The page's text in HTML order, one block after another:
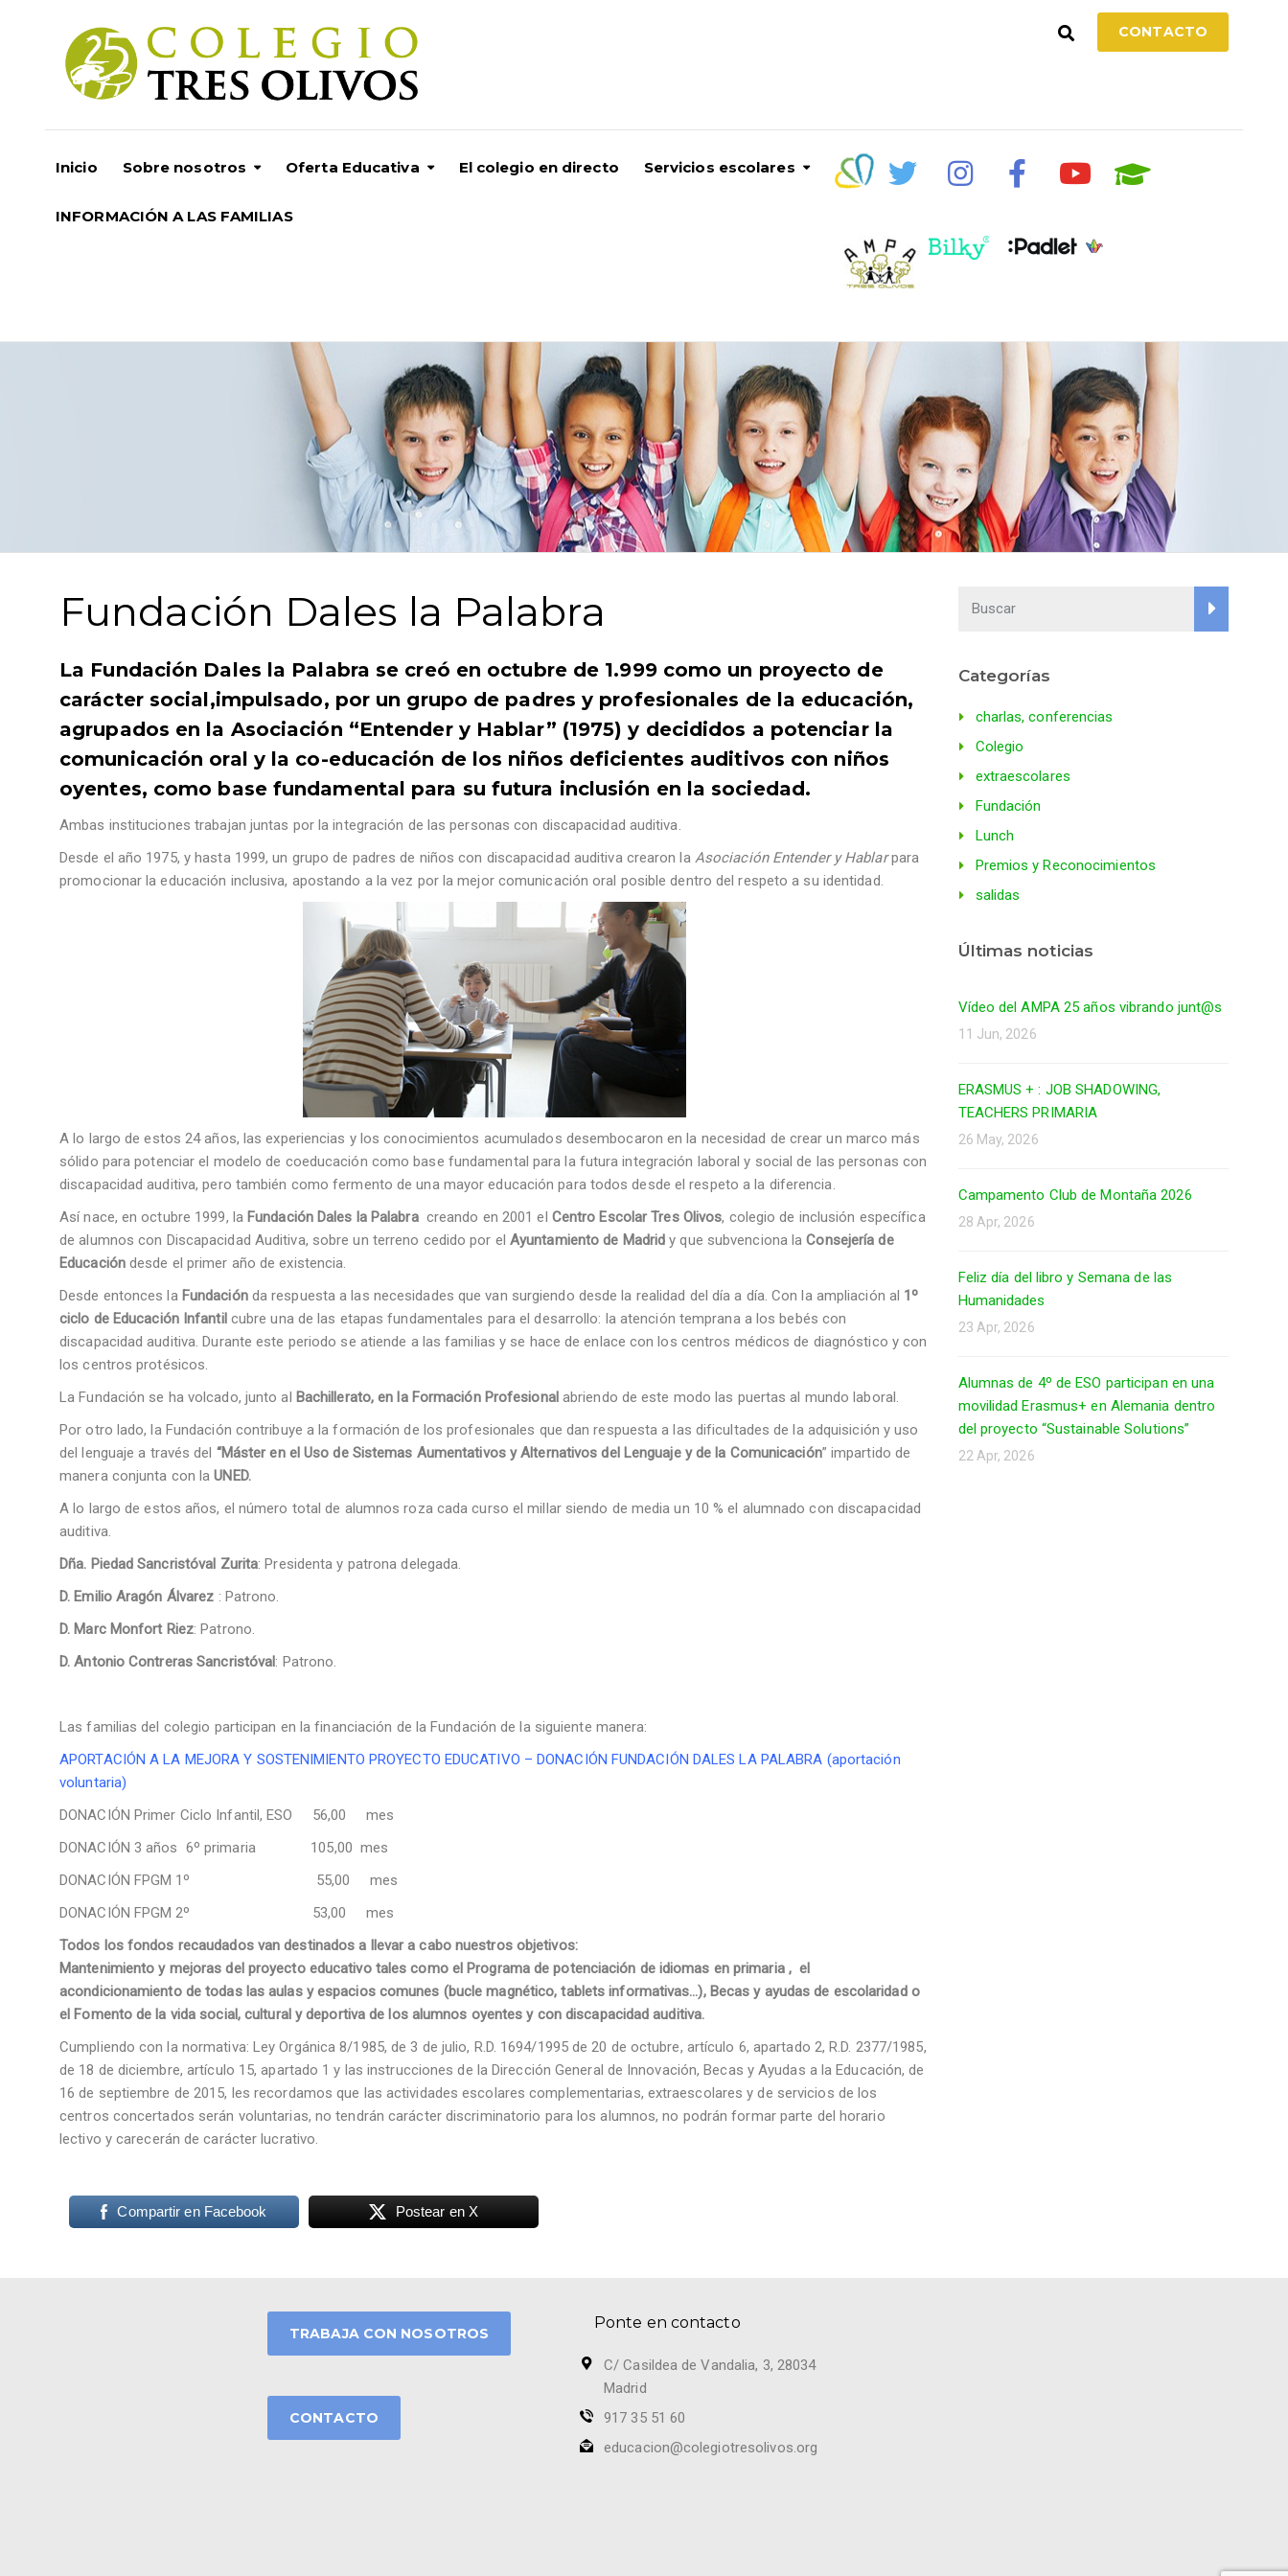
CONTACTO
Inicio Sobre nosotros Oferta Educativa El colegio en directo Servicios escolares
INFORMACIÓN A LAS FAMILIAS
Fundación Dales la Palabra
La Fundación Dales la Palabra se creó en octubre de 1.999 como un proyecto de
carácter social,impulsado, por un grupo de padres y profesionales de la educación,
agrupados en la Asociación “Entender y Hablar” (1975) y decididos a potenciar la
comunicación oral y la co-educación de los niños deficientes auditivos con niños
oyentes, como base fundamental para su futura inclusión en la sociedad.
Ambas instituciones trabajan juntas por la integración de las personas con discapacidad auditiva.
Desde el año 1975, y hasta 1999, un grupo de padres de niños con discapacidad auditiva crearon la Asociación Entender y Hablarpara
promocionar la educación inclusiva, apostando a la vez por la mejor comunicación oral posible dentro del respeto a su identidad.
A lo largo de estos 24 años, las experiencias y los conocimientos acumulados desembocaron en la necesidad de crear un marco más
sólido para potenciar el modelo de coeducación como base fundamental para la futura integración laboral y social de las personas con
discapacidad auditiva, pero también como fermento de una mayor educación para todos desde el respeto a la diferencia.
Así nace, en octubre 1999, la Fundación Dales la Palabra creando en 2001 el Centro Escolar Tres Olivos, colegio de inclusión específica
de alumnos con Discapacidad Auditiva, sobre un terreno cedido por el Ayuntamiento de Madrid y que subvenciona laConsejería de
Educacióndesde el primer año de existencia.
Desde entonces la Fundaciónda respuesta a las necesidades que van surgiendo desde la realidad del día a día. Con la ampliación al 1º
ciclo de Educación Infantilcubre una de las etapas fundamentales para el desarrollo: la atención temprana a los bebés con
discapacidad auditiva. Durante este periodo se atiende a las familias y se hace de enlace con los centros médicos de diagnóstico y con
los centros protésicos.
La Fundación se ha volcado, junto al Bachillerato, en la Formación Profesionalabriendo de este modo las puertas al mundo laboral.
Por otro lado, la Fundación contribuye a la formación de los profesionales que dan respuesta a las dificultades de la adquisición y uso
del lenguaje a través del “Máster en el Uso de Sistemas Aumentativos y Alternativos del Lenguaje y de la Comunicación” impartido de
manera conjunta con la UNED.
A lo largo de estos años, el número total de alumnos roza cada curso el millar siendo de media un 10 % el alumnado con discapacidad
auditiva.
Dña. Piedad Sancristóval Zurita: Presidenta y patrona delegada.
D. Emilio Aragón Álvarez : Patrono.
D. Marc Monfort Riez: Patrono.
D. Antonio Contreras Sancristóval: Patrono.
Las familias del colegio participan en la financiación de la Fundación de la siguiente manera:
APORTACIÓN A LA MEJORA Y SOSTENIMIENTO PROYECTO EDUCATIVO – DONACIÓN FUNDACIÓN DALES LA PALABRA (aportación
voluntaria)
DONACIÓN Primer Ciclo Infantil, ESO 56,00 mes
DONACIÓN 3 años 6º primaria 105,00 mes
DONACIÓN FPGM 1º 55,00 mes
DONACIÓN FPGM 2º 53,00 mes
Todos los fondos recaudados van destinados a llevar a cabo nuestros objetivos:
Mantenimiento y mejoras del proyecto educativo tales como el Programa de potenciación de idiomas en primaria , el
acondicionamiento de todas las aulas y espacios comunes (bucle magnético, tablets informativas…), Becas y ayudas de escolaridad o
el Fomento de la vida social, cultural y deportiva de los alumnos oyentes y con discapacidad auditiva.
Cumpliendo con la normativa: Ley Orgánica 8/1985, de 3 de julio, R.D. 1694/1995 de 20 de octubre, artículo 6, apartado 2, R.D. 2377/1985,
de 18 de diciembre, artículo 15, apartado 1 y las instrucciones de la Dirección General de Innovación, Becas y Ayudas a la Educación, de
16 de septiembre de 2015, les recordamos que las actividades escolares complementarias, extraescolares y de servicios de los
centros concertados serán voluntarias, no tendrán carácter discriminatorio para los alumnos, no podrán formar parte del horario
lectivo y carecerán de carácter lucrativo.
Compartir en Facebook Postear en X
Categorías
charlas, conferencias
Colegio
extraescolares
Fundación
Lunch
Premios y Reconocimientos
salidas
Últimas noticias
Vídeo del AMPA 25 años vibrando junt@s
11 Jun, 2026
ERASMUS + : JOB SHADOWING,
TEACHERS PRIMARIA
26 May, 2026
Campamento Club de Montaña 2026
28 Apr, 2026
Feliz día del libro y Semana de las
Humanidades
23 Apr, 2026
Alumnas de 4º de ESO participan en una
movilidad Erasmus+ en Alemania dentro
del proyecto “Sustainable Solutions”
22 Apr, 2026
TRABAJA CON NOSOTROS
CONTACTO
Ponte en contacto
C/ Casildea de Vandalia, 3, 28034
Madrid
917 35 51 60
educacion@colegiotresolivos.org